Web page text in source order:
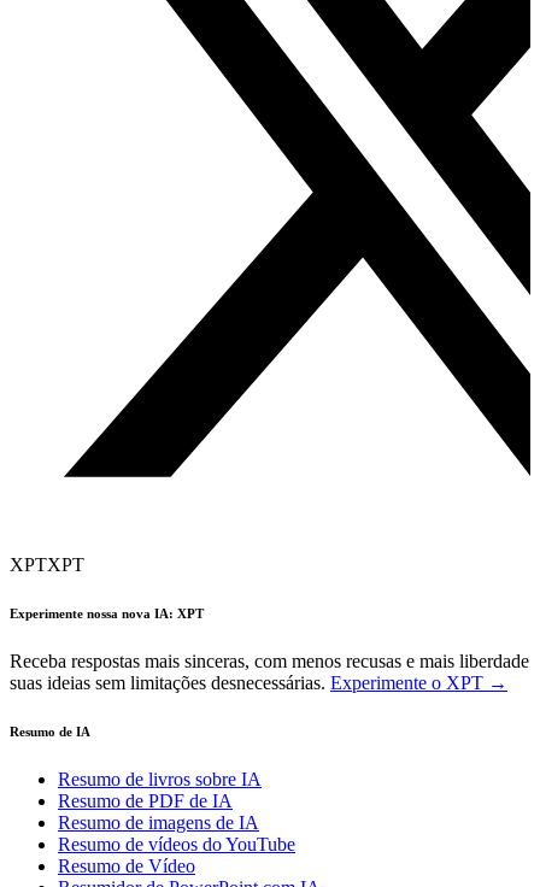
XPTXPT
Experimente nossa nova IA: XPT
Receba respostas mais sinceras, com menos recusas e mais
suas ideias sem limitações desnecessárias. Experimente o XPT →
Resumo de IA
Resumo de livros sobre IA
Resumo de PDF de IA
Resumo de imagens de IA
Resumo de vídeos do YouTube
Resumo de Vídeo